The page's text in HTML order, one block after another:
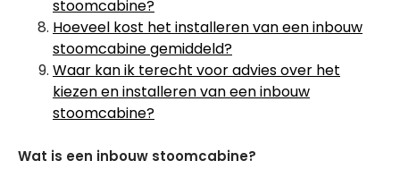
stoomcabine?
Hoeveel kost het installeren van een inbouw
stoomcabine gemiddeld?
Waar kan ik terecht voor advies over het
kiezen en installeren van een inbouw
stoomcabine?
Wat is een inbouw stoomcabine?